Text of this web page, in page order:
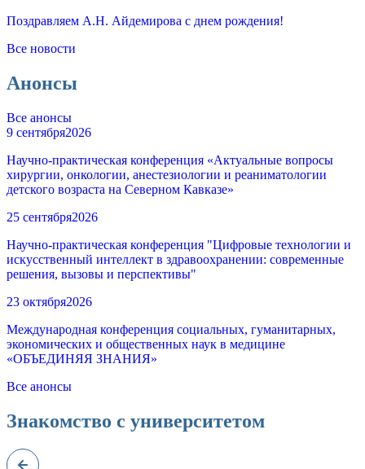
Поздравляем А.Н. Айдемирова с днем рождения!
Все новости
Анонсы
Все анонсы
9 сентября2026
Научно-практическая конференция «Актуальные вопросы
хирургии, онкологии, анестезиологии и реаниматологии
детского возраста на Северном Кавказе»
25 сентября2026
Научно-практическая конференция "Цифровые технологии и
искусственный интеллект в здравоохранении: современные
решения, вызовы и перспективы"
23 октября2026
Международная конференция социальных, гуманитарных,
экономических и общественных наук в медицине
«ОБЪЕДИНЯЯ ЗНАНИЯ»
Все анонсы
Знакомство с университетом